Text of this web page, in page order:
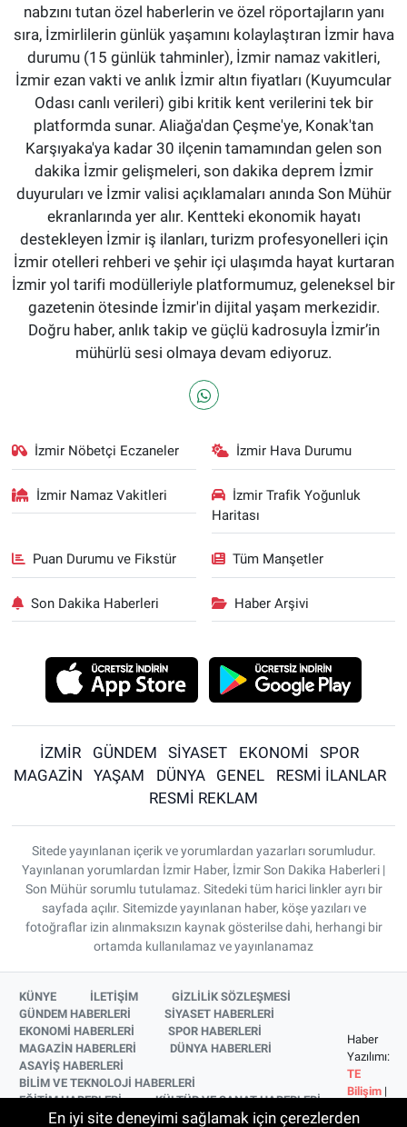
nabzını tutan özel haberlerin ve özel röportajların yanı
sıra, İzmirlilerin günlük yaşamını kolaylaştıran İzmir hava
durumu (15 günlük tahminler), İzmir namaz vakitleri,
İzmir ezan vakti ve anlık İzmir altın fiyatları (Kuyumcular
Odası canlı verileri) gibi kritik kent verilerini tek bir
platformda sunar. Aliağa'dan Çeşme'ye, Konak'tan
Karşıyaka'ya kadar 30 ilçenin tamamından gelen son
dakika İzmir gelişmeleri, son dakika deprem İzmir
duyuruları ve İzmir valisi açıklamaları anında Son Mühür
ekranlarında yer alır. Kentteki ekonomik hayatı
destekleyen İzmir iş ilanları, turizm profesyonelleri için
İzmir otelleri rehberi ve şehir içi ulaşımda hayat kurtaran
İzmir yol tarifi modülleriyle platformumuz, geleneksel bir
gazetenin ötesinde İzmir'in dijital yaşam merkezidir.
Doğru haber, anlık takip ve güçlü kadrosuyla İzmir’in
mühürlü sesi olmaya devam ediyoruz.
İzmir Nöbetçi Eczaneler İzmir Hava Durumu
İzmir Namaz Vakitleri
İzmir Trafik Yoğunluk
Haritası
Puan Durumu ve Fikstür Tüm Manşetler
Son Dakika Haberleri Haber Arşivi
İZMİR GÜNDEM SİYASET EKONOMİ
SPOR
MAGAZİN
YAŞAM DÜNYA GENEL
RESMİ İLANLAR
RESMİ REKLAM
Sitede yayınlanan içerik ve yorumlardan yazarları sorumludur.
Yayınlanan yorumlardan İzmir Haber, İzmir Son Dakika Haberleri |
Son Mühür sorumlu tutulamaz. Sitedeki tüm harici linkler ayrı bir
sayfada açılır. Sitemizde yayınlanan haber, köşe yazıları ve
fotoğraflar izin alınmaksızın kaynak gösterilse dahi, herhangi bir
ortamda kullanılamaz ve yayınlanamaz
KÜNYE İLETİŞİM
GİZLİLİK SÖZLEŞMESİ
GÜNDEM HABERLERİ
SİYASET HABERLERİ
EKONOMİ HABERLERİ
SPOR HABERLERİ
MAGAZİN HABERLERİ
DÜNYA HABERLERİ
ASAYİŞ HABERLERİ
BİLİM VE TEKNOLOJİ HABERLERİ
EĞİTİM HABERLERİ
KÜLTÜR VE SANAT HABERLERİ
SAĞLIK HABERLERİ
YAŞAM HABERLERİ
Haber
Yazılımı:
TE
Bilişim |
En iyi site deneyimi sağlamak için çerezlerden